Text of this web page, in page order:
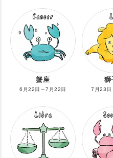
蟹座
6月22日～7月22日
獅
7月23日